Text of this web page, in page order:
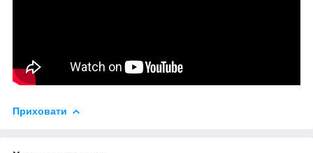
Приховати